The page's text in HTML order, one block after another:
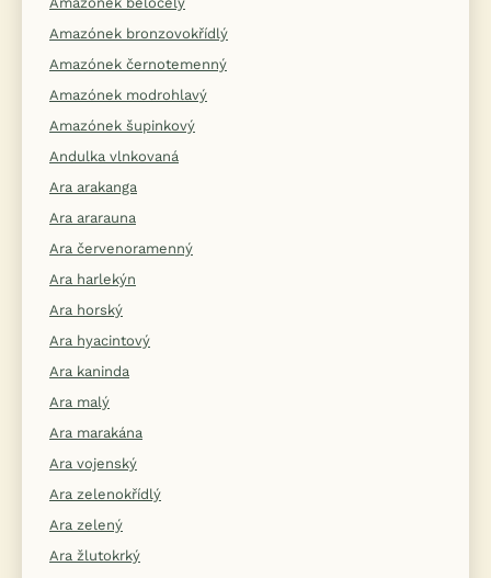
Amazónek bronzovokřídlý
Amazónek černotemenný
Amazónek modrohlavý
Amazónek šupinkový
Andulka vlnkovaná
Ara arakanga
Ara ararauna
Ara červenoramenný
Ara harlekýn
Ara horský
Ara hyacintový
Ara kaninda
Ara malý
Ara marakána
Ara vojenský
Ara zelenokřídlý
Ara zelený
Ara žlutokrký